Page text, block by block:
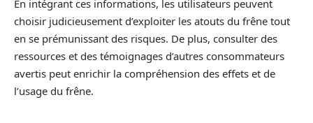
En intégrant ces informations, les utilisateurs peuvent
choisir judicieusement d’exploiter les atouts du frêne tout
en se prémunissant des risques. De plus, consulter des
ressources et des témoignages d’autres consommateurs
avertis peut enrichir la compréhension des effets et de
l’usage du frêne.